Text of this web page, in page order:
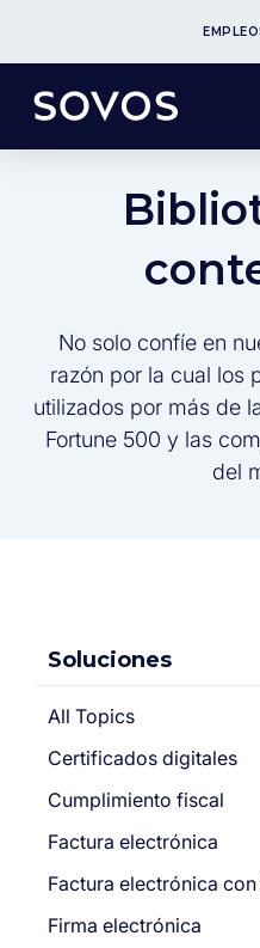
No solo confíe en
razón por la cual los
utilizados por más de
Fortune 500 y las
del
Soluciones
All Topics
Certificados digitales
Cumplimiento fiscal
Factura electrónica
Factura electrónica con
Firma electrónica